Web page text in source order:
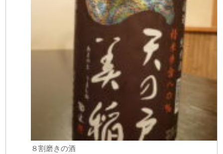
８割磨きの酒